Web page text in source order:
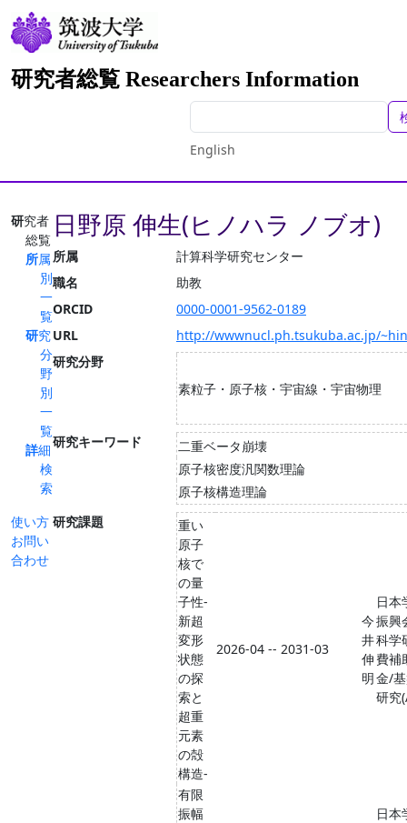
研究者総覧 Researchers Information
English
研究者
総覧
所属
別
一
覧
研究
分
野
別
一
覧
詳細
検
索
使い方
お問い
合わせ
日野原 伸生(ヒノハラ ノブオ)
所属
計算科学研究センター
職名
助教
ORCID
0000-0001-9562-0189
URL
http://wwwnucl.ph.tsukuba.ac.jp/
研究分野
素粒子・原子核・宇宙線・宇宙物理
研究キーワード
二重ベータ崩壊
原子核密度汎関数理論
原子核構造理論
研究課題
重い
原子
核で
の量
子性-
新超
変形
状態
の探
索と
超重
元素
の殻
構造-
2026-04 -- 2031-03
今
井
伸
明
日本
振興
科学
費補
金/
研究
有限
振幅
日本